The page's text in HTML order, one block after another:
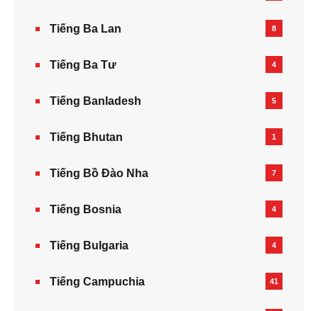
Tiếng Ba Lan 8
Tiếng Ba Tư 4
Tiếng Banladesh 5
Tiếng Bhutan 1
Tiếng Bồ Đào Nha 7
Tiếng Bosnia 4
Tiếng Bulgaria 4
Tiếng Campuchia 41